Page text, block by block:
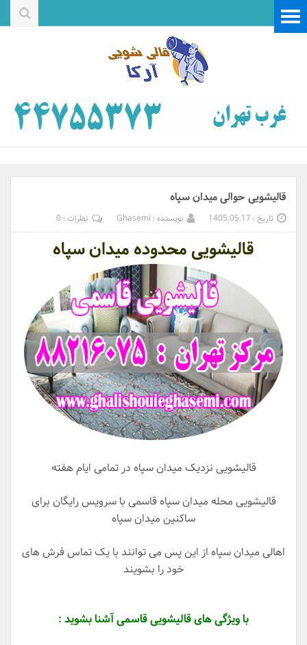
قالیشویی حوالی میدان سپاه
تاریخ : 1405.05.17 نویسنده : Ghasemi نظرات : 0
قالیشویی محدوده میدان سپاه
قالیشویی نزدیک میدان سپاه در تمامی ایام هفته
قالیشویی محله میدان سپاه قاسمی با سرویس رایگان برای
ساکنین میدان سپاه
اهالی میدان سپاه از این پس می توانند با یک تماس فرش های
خود را بشویند
با ویژگی های قالیشویی قاسمی آشنا بشوید :